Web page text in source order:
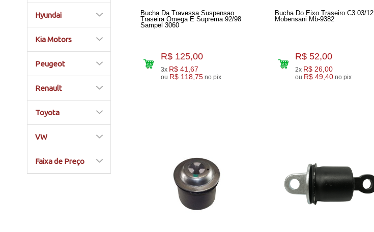
Hyundai
Kia Motors
Peugeot
Renault
Toyota
VW
Faixa de Preço
Bucha Da Travessa Suspensao
Traseira Omega E Suprema 92/98
Sampel 3060
R$ 125,00
3x R$ 41,67
ou R$ 118,75 no pix
Bucha Do Eixo Traseiro C3 03/12
Mobensani Mb-9382
R$ 52,00
2x R$ 26,00
ou R$ 49,40 no pix